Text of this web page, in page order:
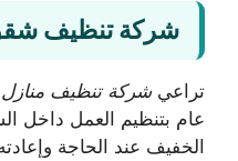
شركة تنظيف
تراعيشركة تنظيف
عام بتنظيم العمل داخل
الخفيف عند الحاجة وإعادته